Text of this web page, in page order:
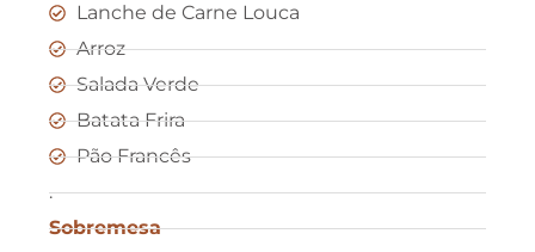
Lanche de Carne Louca
Arroz
Salada Verde
Batata Frira
Pão Francês
.
Sobremesa